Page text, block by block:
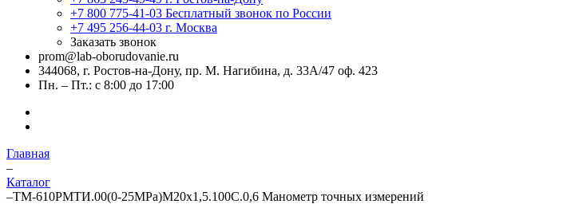
+7 800 775-41-03 Бесплатный звонок по России
+7 495 256-44-03 г. Москва
Заказать звонок
prom@lab-oborudovanie.ru
344068, г. Ростов-на-Дону, пр. М. Нагибина, д. 33А/47 оф. 423
Пн. – Пт.: с 8:00 до 17:00
Главная
–
Каталог
–ТМ-610РМТИ.00(0-25MPa)М20х1,5.100C.0,6 Манометр точных измерений